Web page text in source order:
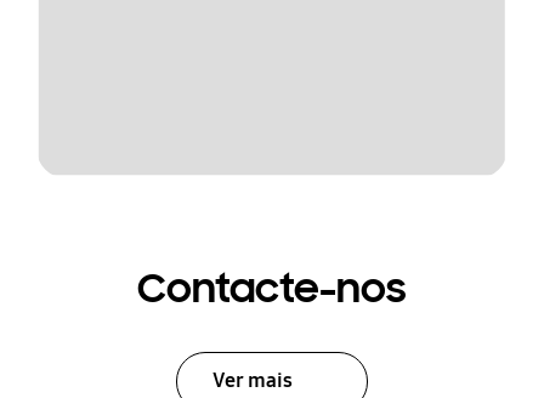
Contacte-nos
Ver mais